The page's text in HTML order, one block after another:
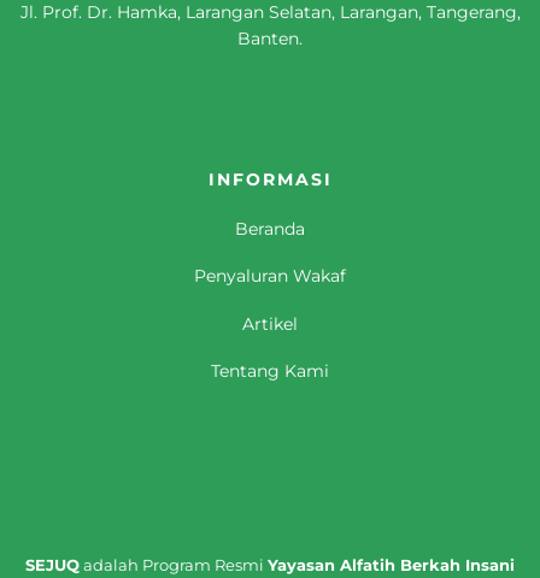
Jl. Prof. Dr. Hamka, Larangan Selatan, Larangan, Tangerang,
Banten.
INFORMASI
Beranda
Penyaluran Wakaf
Artikel
Tentang Kami
SEJUQadalah Program Resmi Yayasan Alfatih Berkah Insani